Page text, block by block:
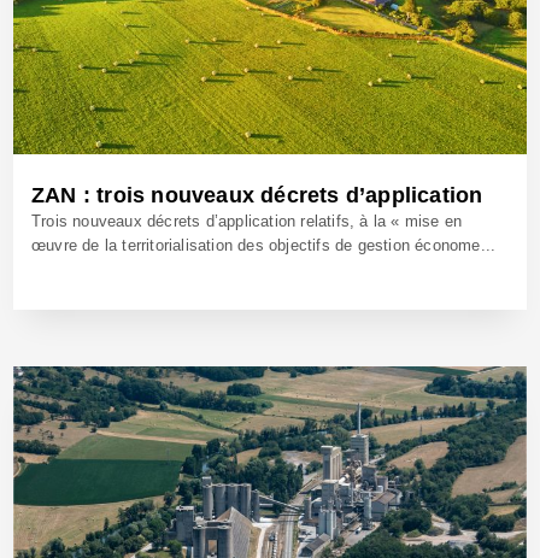
ZAN : trois nouveaux décrets d’application
Trois nouveaux décrets d’application relatifs, à la « mise en
œuvre de la territorialisation des objectifs de gestion économe...
13 Déc 2023 - Réf: BW41994